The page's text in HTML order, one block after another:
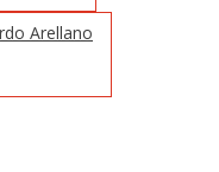
Arellano